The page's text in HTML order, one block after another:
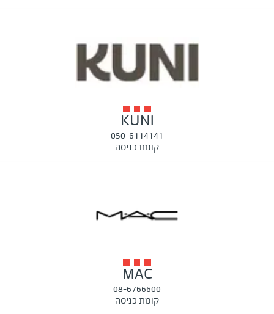
KUNI
050-6114141
קומת כניסה
MAC
08-6766600
קומת כניסה